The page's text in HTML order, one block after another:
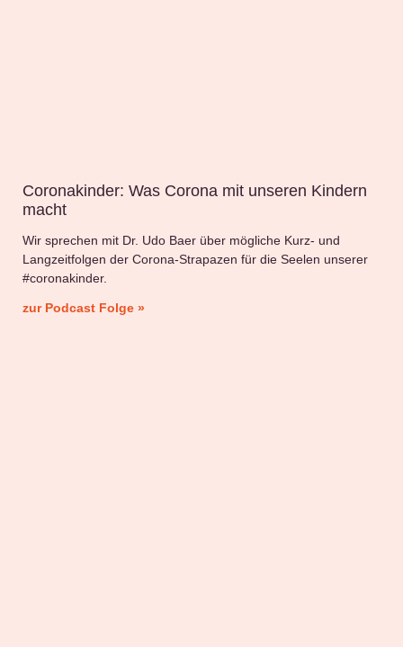
Coronakinder: Was Corona mit unseren Kindern
macht
Wir sprechen mit Dr. Udo Baer über mögliche Kurz- und
Langzeitfolgen der Corona-Strapazen für die Seelen unserer
#coronakinder.
zur Podcast Folge »